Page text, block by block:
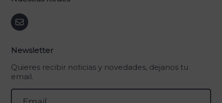
Newsletter
Quieres recibir noticias y novedades, dejanos tu
email.